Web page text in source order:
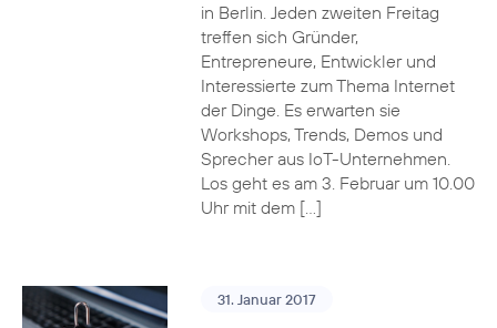
in Berlin. Jeden zweiten Freitag
treffen sich Gründer,
Entrepreneure, Entwickler und
Interessierte zum Thema Internet
der Dinge. Es erwarten sie
Workshops, Trends, Demos und
Sprecher aus IoT-Unternehmen.
Los geht es am 3. Februar um 10.00
Uhr mit dem […]
31. Januar 2017